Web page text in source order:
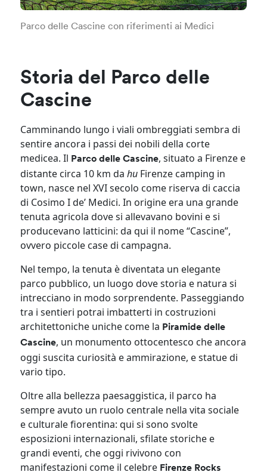
Parco delle Cascine con riferimenti ai Medici
Storia del Parco delle
Cascine
Camminando lungo i viali ombreggiati sembra di
sentire ancora i passi dei nobili della corte
medicea. Il Parco delle Cascine, situato a Firenze e
distante circa 10 km dahu Firenze camping in
town, nasce nel XVI secolo come riserva di caccia
di Cosimo I de’ Medici. In origine era una grande
tenuta agricola dove si allevavano bovini e si
producevano latticini: da qui il nome “Cascine”,
ovvero piccole case di campagna.
Nel tempo, la tenuta è diventata un elegante
parco pubblico, un luogo dove storia e natura si
intrecciano in modo sorprendente. Passeggiando
tra i sentieri potrai imbatterti in costruzioni
architettoniche uniche come la Piramide delle
Cascine, un monumento ottocentesco che ancora
oggi suscita curiosità e ammirazione, e statue di
vario tipo.
Oltre alla bellezza paesaggistica, il parco ha
sempre avuto un ruolo centrale nella vita sociale
e culturale fiorentina: qui si sono svolte
esposizioni internazionali, sfilate storiche e
grandi eventi, che oggi rivivono con
manifestazioni come il celebre Firenze Rocks